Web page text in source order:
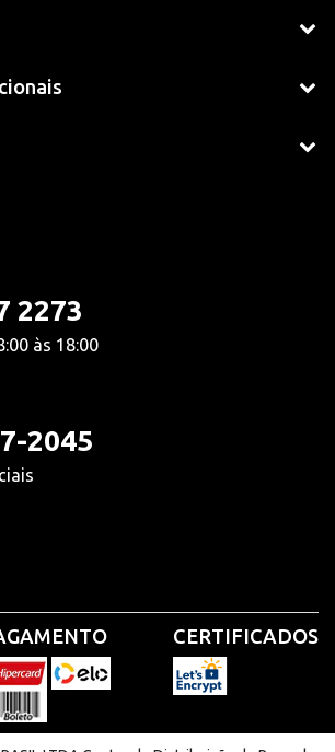
2273
às 18:00
2045
CERTIFICADOS